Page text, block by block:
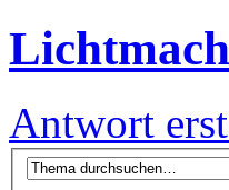
Antwort